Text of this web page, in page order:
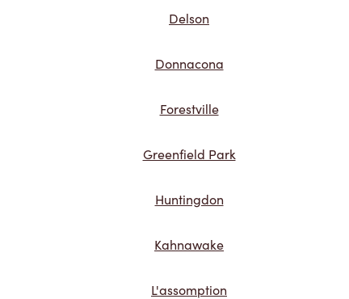
Delson
Donnacona
Forestville
Greenfield Park
Huntingdon
Kahnawake
L'assomption